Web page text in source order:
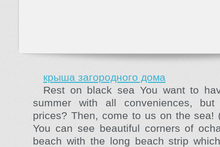
крыша загородного дома
Rest on black sea You want to
summer with all conveniences, but
prices? Then, come to us on the sea!
You can see beautiful corners of
beach with the long beach strip